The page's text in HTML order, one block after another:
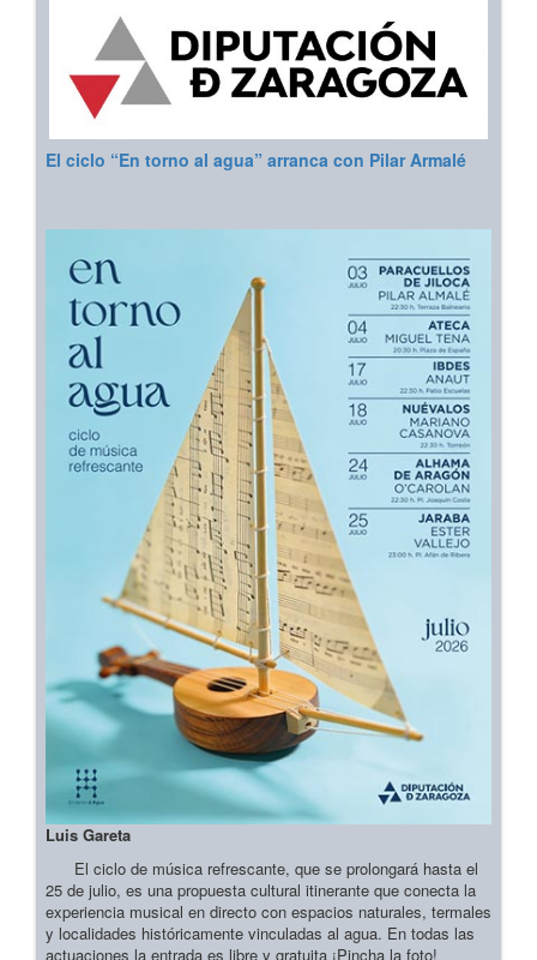
El ciclo “En torno al agua” arranca con Pilar Armalé
Luis Gareta
El ciclo de música refrescante, que se prolongará hasta el
25 de julio, es una propuesta cultural itinerante que conecta la
experiencia musical en directo con espacios naturales, termales
y localidades históricamente vinculadas al agua. En todas las
actuaciones la entrada es libre y gratuita ¡Pincha la foto!